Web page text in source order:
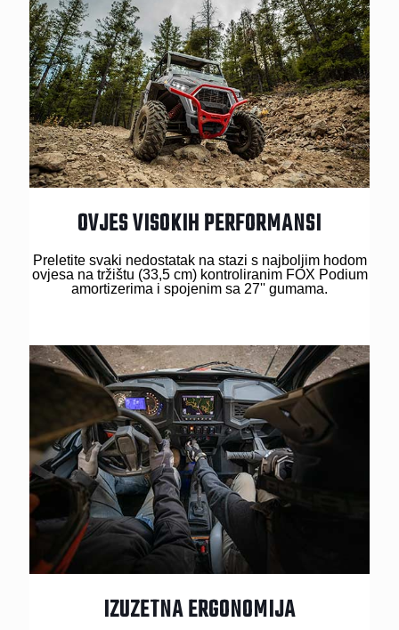
OVJES VISOKIH PERFORMANSI
Preletite svaki nedostatak na stazi s najboljim hodom
ovjesa na tržištu (33,5 cm) kontroliranim FOX Podium
amortizerima i spojenim sa 27'' gumama.
IZUZETNA ERGONOMIJA